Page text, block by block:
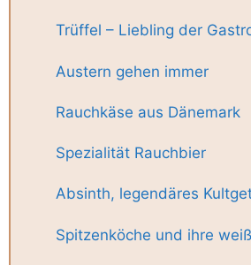
Trüffel – Liebling der
Austern gehen immer
Rauchkäse aus Dänemark
Spezialität Rauchbier
Absinth, legendäres
Spitzenköche und ihre